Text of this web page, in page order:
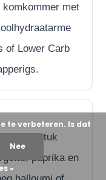
met
of Lower Carb
een stuk
paprika en
te verbeteren. Is dat
Nee
»